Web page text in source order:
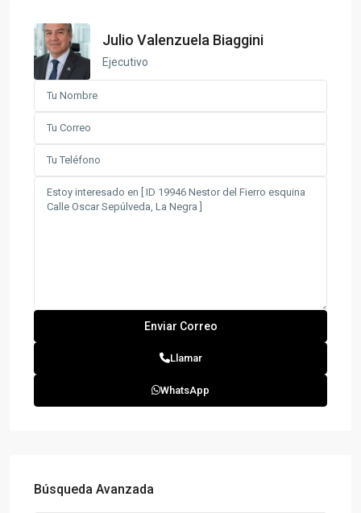
Julio Valenzuela Biaggini
Ejecutivo
Llamar
WhatsApp
Búsqueda Avanzada